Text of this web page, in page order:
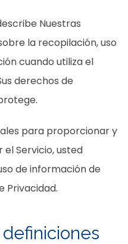
Nuestras
la recopilación, uso
cuando utiliza el
derechos de
para proporcionar y
el Servicio, usted
de información de
Privacidad.